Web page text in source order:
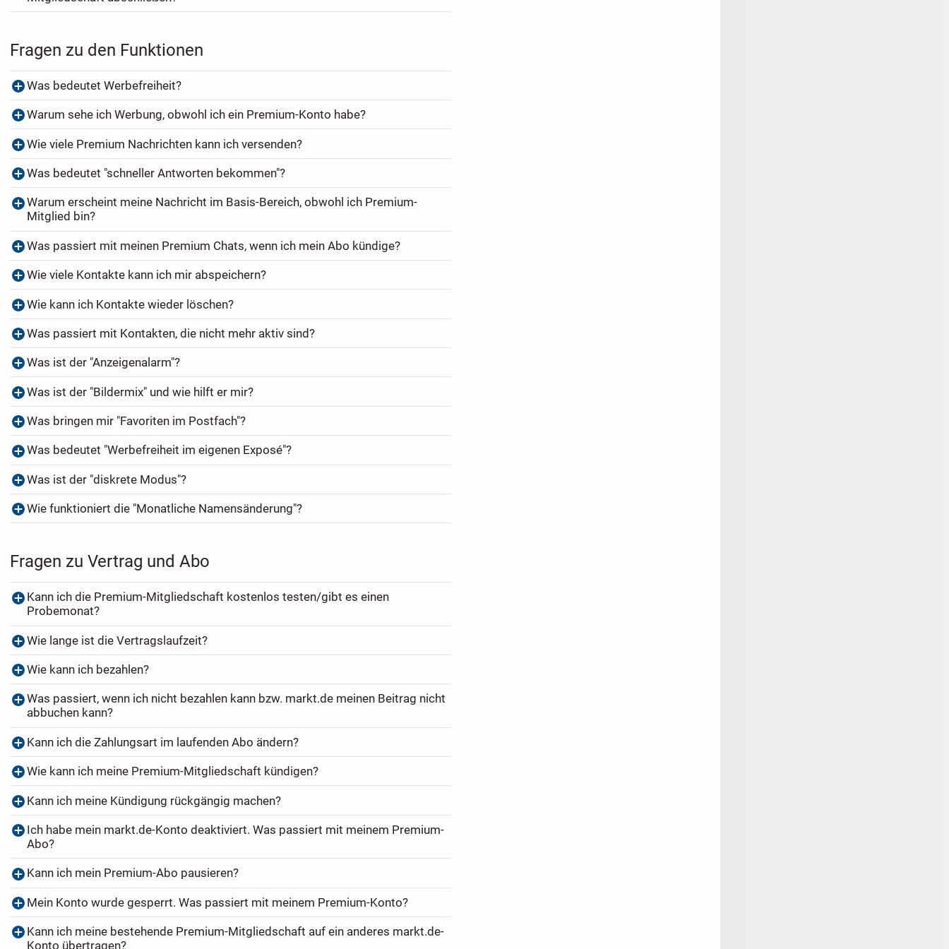
Fragen zu den Funktionen
Was bedeutet Werbefreiheit?
Warum sehe ich Werbung, obwohl ich ein Premium-Konto habe?
Wie viele Premium Nachrichten kann ich versenden?
Was bedeutet "schneller Antworten bekommen"?
Warum erscheint meine Nachricht im Basis-Bereich, obwohl ich Premium-
Mitglied bin?
Was passiert mit meinen Premium Chats, wenn ich mein Abo kündige?
Wie viele Kontakte kann ich mir abspeichern?
Wie kann ich Kontakte wieder löschen?
Was passiert mit Kontakten, die nicht mehr aktiv sind?
Was ist der "Anzeigenalarm"?
Was ist der "Bildermix" und wie hilft er mir?
Was bringen mir "Favoriten im Postfach"?
Was bedeutet "Werbefreiheit im eigenen Exposé"?
Was ist der "diskrete Modus"?
Wie funktioniert die "Monatliche Namensänderung"?
Fragen zu Vertrag und Abo
Kann ich die Premium-Mitgliedschaft kostenlos testen/gibt es einen
Probemonat?
Wie lange ist die Vertragslaufzeit?
Wie kann ich bezahlen?
Was passiert, wenn ich nicht bezahlen kann bzw. markt.de meinen Beitrag nicht
abbuchen kann?
Kann ich die Zahlungsart im laufenden Abo ändern?
Wie kann ich meine Premium-Mitgliedschaft kündigen?
Kann ich meine Kündigung rückgängig machen?
Ich habe mein markt.de-Konto deaktiviert. Was passiert mit meinem Premium-
Abo?
Kann ich mein Premium-Abo pausieren?
Mein Konto wurde gesperrt. Was passiert mit meinem Premium-Konto?
Kann ich meine bestehende Premium-Mitgliedschaft auf ein anderes markt.de-
Konto übertragen?